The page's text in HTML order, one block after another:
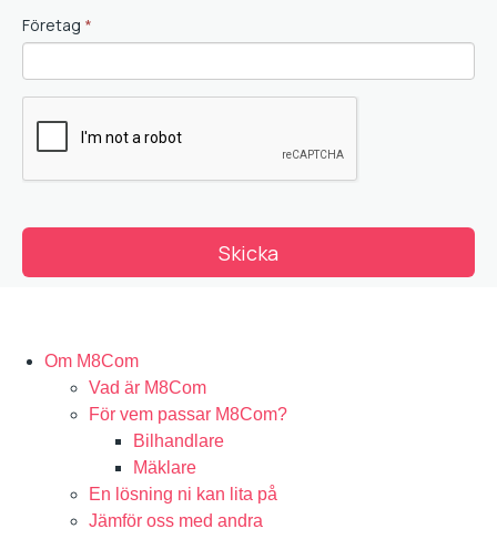
Om M8Com
Vad är M8Com
För vem passar M8Com?
Bilhandlare
Mäklare
En lösning ni kan lita på
Jämför oss med andra